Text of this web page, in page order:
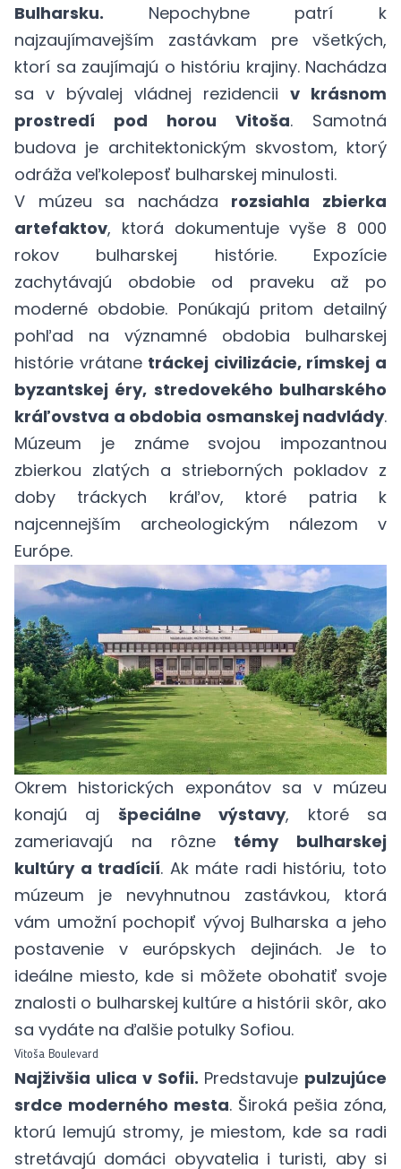
Bulharsku. Nepochybne patrí k
najzaujímavejším zastávkam pre všetkých,
ktorí sa zaujímajú o históriu krajiny. Nachádza
sa v bývalej vládnej rezidencii v krásnom
prostredí pod horou Vitoša. Samotná
budova je architektonickým skvostom, ktorý
odráža veľkoleposť bulharskej minulosti.
V múzeu sa nachádza rozsiahla zbierka
artefaktov, ktorá dokumentuje vyše 8 000
rokov bulharskej histórie. Expozície
zachytávajú obdobie od praveku až po
moderné obdobie. Ponúkajú pritom detailný
pohľad na významné obdobia bulharskej
histórie vrátane tráckej civilizácie, rímskej a
byzantskej éry, stredovekého bulharského
kráľovstva a obdobia osmanskej nadvlády.
Múzeum je známe svojou impozantnou
zbierkou zlatých a strieborných pokladov z
doby tráckych kráľov, ktoré patria k
najcennejším archeologickým nálezom v
Európe.
Okrem historických exponátov sa v múzeu
konajú aj špeciálne výstavy, ktoré sa
zameriavajú na rôzne témy bulharskej
kultúry a tradícií. Ak máte radi históriu, toto
múzeum je nevyhnutnou zastávkou, ktorá
vám umožní pochopiť vývoj Bulharska a jeho
postavenie v európskych dejinách. Je to
ideálne miesto, kde si môžete obohatiť svoje
znalosti o bulharskej kultúre a histórii skôr, ako
sa vydáte na ďalšie potulky Sofiou.
Vitoša Boulevard
Najživšia ulica v Sofii. Predstavuje pulzujúce
srdce moderného mesta. Široká pešia zóna,
ktorú lemujú stromy, je miestom, kde sa radi
stretávajú domáci obyvatelia i turisti, aby si